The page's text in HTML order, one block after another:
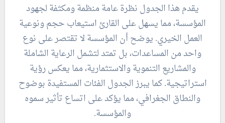
يقدم هذا الجدول نظرة عامة منظمة ومكثفة لجهود
المؤسسة، مما يسهل على القارئ استيعاب حجم ونوعية
العمل الخيري. يوضح أن المؤسسة لا تقتصر على نوع
واحد من المساعدات، بل تمتد لتشمل الرعاية الشاملة
والمشاريع التنموية والاستثمارية، مما يعكس رؤية
استراتيجية. كما يبرز الجدول الفئات المستفيدة بوضوح
والنطاق الجغرافي، مما يؤكد على اتساع تأثير سموه
والمؤسسة.